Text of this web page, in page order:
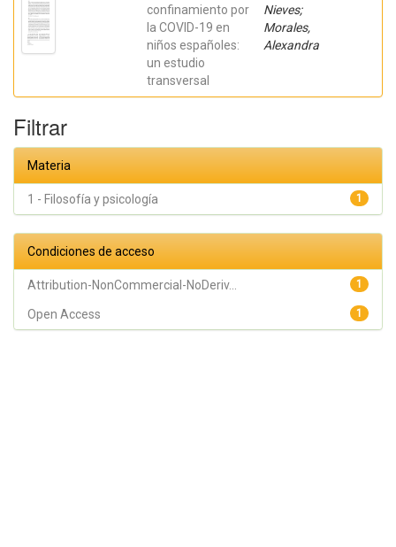
confinamiento por
la COVID-19 en
niños españoles:
un estudio
transversal
Nieves;
Morales,
Alexandra
Filtrar
Materia
1
1 - Filosofía y psicología
Condiciones de acceso
1
Attribution-NonCommercial-NoDeriv...
1
Open Access